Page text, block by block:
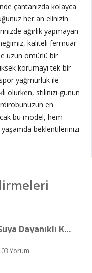
çantanızda kolayca
her an elinizin
ağırlık yapmayan
kaliteli fermuar
uzun ömürlü bir
korumayı tek bir
yağmurluk ile
olurken, stilinizi günün
en
bu model, hem
beklentilerinizi
Erkek Içi Astarlı Suya Dayanıklı Kapüşonlu Cepli Yağmurluk
Yorum